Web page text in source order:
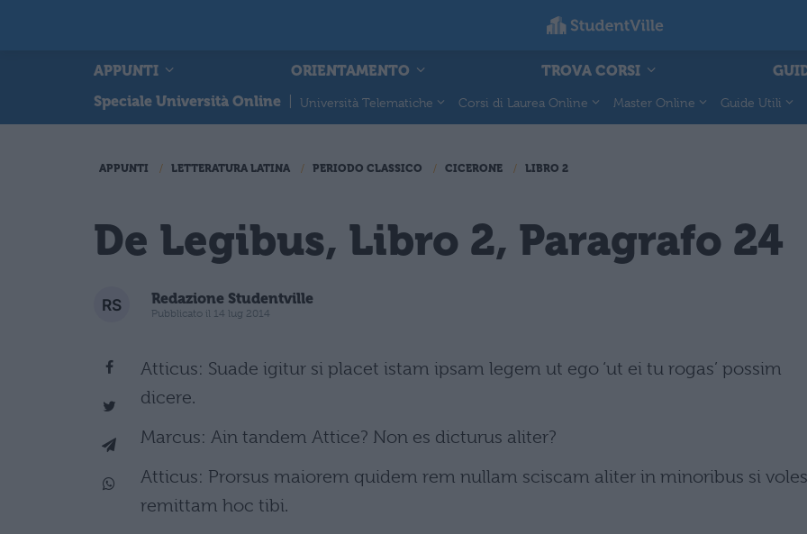
APPUNTI ORIENTAMENTO TROVA CORSI
Speciale Università Online
Università Telematiche Corsi di Laurea Online Master Online Guide Utili
APPUNTI LETTERATURA LATINA PERIODO CLASSICO CICERONE LIBRO 2
De Legibus, Libro 2, Paragrafo 24
Redazione Studentville
Pubblicato il 14 lug 2014
Atticus: Suade igitur si placet istam ipsam legem ut ego ‘ut ei tu rogas’ possim
dicere.
Marcus: Ain tandem Attice? Non es dicturus aliter?
Atticus: Prorsus maiorem quidem rem nullam sciscam aliter in minoribus si voles
remittam hoc tibi.